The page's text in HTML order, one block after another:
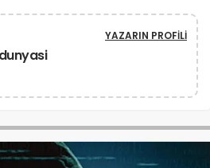
YAZARIN PROFILI